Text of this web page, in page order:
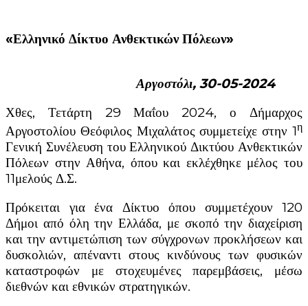
«Ελληνικό Δίκτυο Ανθεκτικών Πόλεων»
Αργοστόλι, 30-05-2024
Χθες, Τετάρτη 29 Μαΐου 2024, ο Δήμαρχος
Αργοστολίου Θεόφιλος Μιχαλάτος συμμετείχε στην 1η
Γενική Συνέλευση του Ελληνικού Δικτύου Ανθεκτικών
Πόλεων στην Αθήνα, όπου και εκλέχθηκε μέλος του
11μελούς Δ.Σ.
Πρόκειται για ένα Δίκτυο όπου συμμετέχουν 120
Δήμοι από όλη την Ελλάδα, με σκοπό την διαχείριση
και την αντιμετώπιση των σύγχρονων προκλήσεων και
δυσκολιών, απέναντι στους κινδύνους των φυσικών
καταστροφών με στοχευμένες παρεμβάσεις, μέσω
διεθνών και εθνικών στρατηγικών.